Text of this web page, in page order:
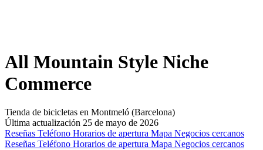
All Mountain Style Niche
Commerce
Tienda de bicicletas en Montmeló (Barcelona)
Última actualización 25 de mayo de 2026
Reseñas Teléfono Horarios de apertura Mapa Negocios cercanos
Reseñas Teléfono Horarios de apertura Mapa Negocios cercanos